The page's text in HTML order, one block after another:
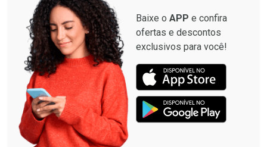
Baixe o APP e confira
ofertas e descontos
exclusivos para você!